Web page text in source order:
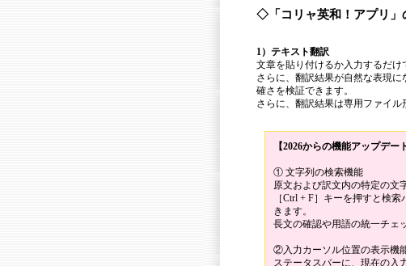
◇「コリャ英和！アプリ」
1）テキスト翻訳
文章を貼り付けるか入力するだけ
さらに、翻訳結果が自然な表現
確さを検証できます。
さらに、翻訳結果は専用ファイル
【2026からの機能アップデー
① 文字列の検索機能
原文および訳文内の特定の文
［Ctrl + F］キーを押すと検
きます。
長文の確認や用語の統一チェ
②入力カーソル位置の表示機
ステータスバーに、現在の入